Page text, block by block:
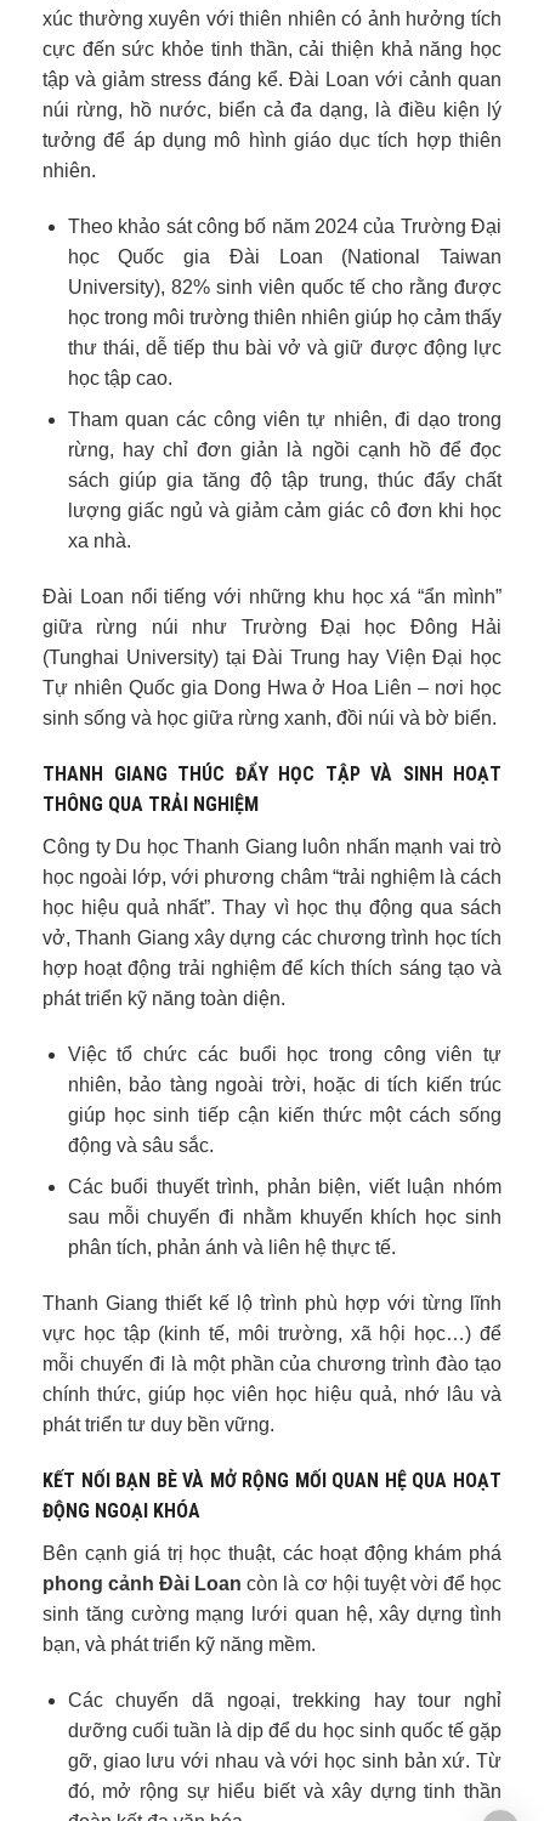
xúc thường xuyên với thiên nhiên có ảnh hưởng tích
cực đến sức khỏe tinh thần, cải thiện khả năng học
tập và giảm stress đáng kể. Đài Loan với cảnh quan
núi rừng, hồ nước, biển cả đa dạng, là điều kiện lý
tưởng để áp dụng mô hình giáo dục tích hợp thiên
nhiên.
Theo khảo sát công bố năm 2024 của Trường Đại
học Quốc gia Đài Loan (National Taiwan
University), 82% sinh viên quốc tế cho rằng được
học trong môi trường thiên nhiên giúp họ cảm thấy
thư thái, dễ tiếp thu bài vở và giữ được động lực
học tập cao.
Tham quan các công viên tự nhiên, đi dạo trong
rừng, hay chỉ đơn giản là ngồi cạnh hồ để đọc
sách giúp gia tăng độ tập trung, thúc đẩy chất
lượng giấc ngủ và giảm cảm giác cô đơn khi học
xa nhà.
Đài Loan nổi tiếng với những khu học xá “ẩn mình”
giữa rừng núi như Trường Đại học Đông Hải
(Tunghai University) tại Đài Trung hay Viện Đại học
Tự nhiên Quốc gia Dong Hwa ở Hoa Liên – nơi học
sinh sống và học giữa rừng xanh, đồi núi và bờ biển.
THANH GIANG THÚC ĐẨY HỌC TẬP VÀ SINH HOẠT
THÔNG QUA TRẢI NGHIỆM
Công ty Du học Thanh Giang luôn nhấn mạnh vai trò
học ngoài lớp, với phương châm “trải nghiệm là cách
học hiệu quả nhất”. Thay vì học thụ động qua sách
vở, Thanh Giang xây dựng các chương trình học tích
hợp hoạt động trải nghiệm để kích thích sáng tạo và
phát triển kỹ năng toàn diện.
Việc tổ chức các buổi học trong công viên tự
nhiên, bảo tàng ngoài trời, hoặc di tích kiến trúc
giúp học sinh tiếp cận kiến thức một cách sống
động và sâu sắc.
Các buổi thuyết trình, phản biện, viết luận nhóm
sau mỗi chuyến đi nhằm khuyến khích học sinh
phân tích, phản ánh và liên hệ thực tế.
Thanh Giang thiết kế lộ trình phù hợp với từng lĩnh
vực học tập (kinh tế, môi trường, xã hội học…) để
mỗi chuyến đi là một phần của chương trình đào tạo
chính thức, giúp học viên học hiệu quả, nhớ lâu và
phát triển tư duy bền vững.
KẾT NỐI BẠN BÈ VÀ MỞ RỘNG MỐI QUAN HỆ QUA HOẠT
ĐỘNG NGOẠI KHÓA
Bên cạnh giá trị học thuật, các hoạt động khám phá
phong cảnh Đài Loan còn là cơ hội tuyệt vời để học
sinh tăng cường mạng lưới quan hệ, xây dựng tình
bạn, và phát triển kỹ năng mềm.
Các chuyến dã ngoại, trekking hay tour nghỉ
dưỡng cuối tuần là dịp để du học sinh quốc tế gặp
gỡ, giao lưu với nhau và với học sinh bản xứ. Từ
đó, mở rộng sự hiểu biết và xây dựng tinh thần